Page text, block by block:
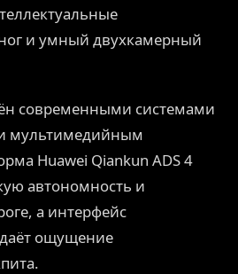
и умный двухкамерный
современными системами
мультимедийным
Huawei Qiankun ADS 4
автономность и
а интерфейс
ощущение